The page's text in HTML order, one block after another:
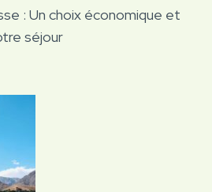
: Un choix économique et
séjour